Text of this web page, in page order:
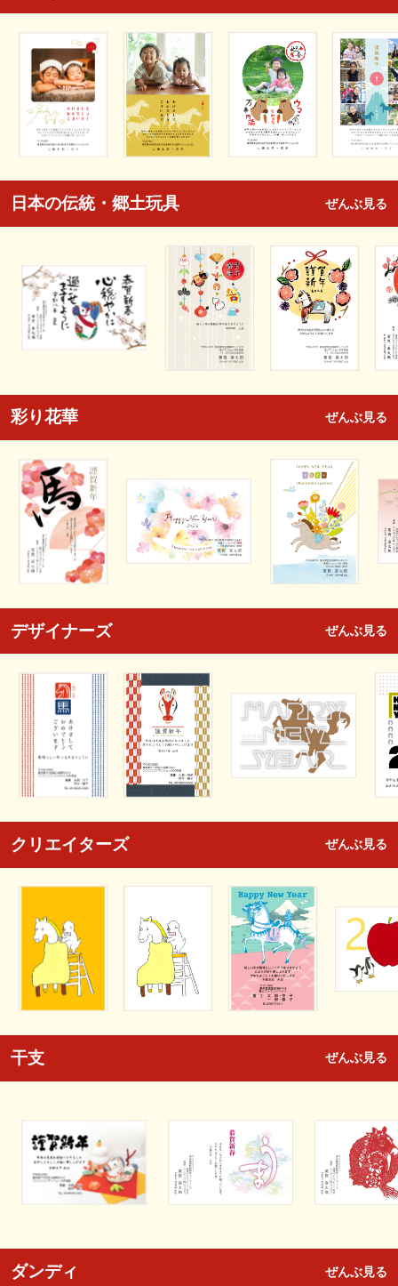
日本の伝統・郷土玩具 ぜんぶ見る
彩り花華 ぜんぶ見る
デザイナーズ ぜんぶ見る
クリエイターズ ぜんぶ見る
干支 ぜんぶ見る
ダンディ ぜんぶ見る